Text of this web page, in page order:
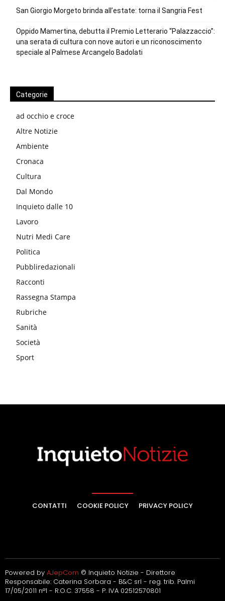
San Giorgio Morgeto brinda all’estate: torna il Sangria Fest
Oppido Mamertina, debutta il Premio Letterario “Palazzaccio”:
una serata di cultura con nove autori e un riconoscimento
speciale al Palmese Arcangelo Badolati
Categorie
ad occhio e croce
Altre Notizie
Ambiente
Cronaca
Cultura
Dal Mondo
Inquieto dalle 10
Lavoro
Nutri Medi Care
Politica
Pubbliredazionali
Racconti
Rassegna Stampa
Rubriche
Sanità
Società
Sport
CONTATTI COOKIE POLICY PRIVACY POLICY
Powered by AJepCom © Inquieto Notizie - Direttore
Responsabile: Caterina Sorbara - B&C srl - reg. trib. Palmi
17/05/2011 n°1 - R.O.C. 37558 - P. IVA 02512570801